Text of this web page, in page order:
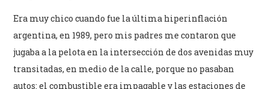
Era muy chico cuando fue la última hiperinflación
argentina, en 1989, pero mis padres me contaron que
jugaba a la pelota en la intersección de dos avenidas muy
transitadas, en medio de la calle, porque no pasaban
autos: el combustible era impagable y las estaciones de